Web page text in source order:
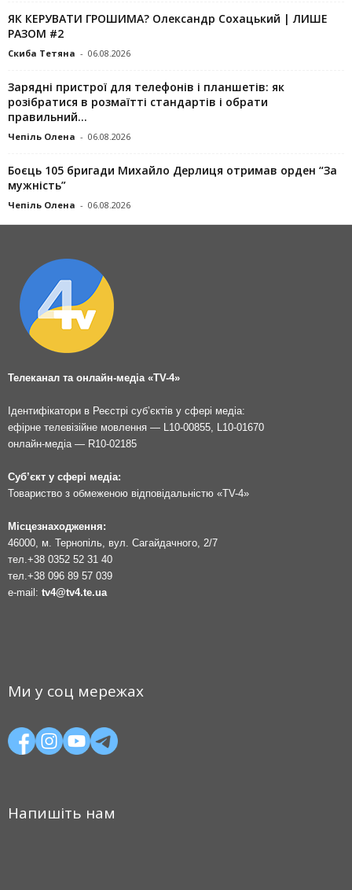
ЯК КЕРУВАТИ ГРОШИМА? Олександр Сохацький | ЛИШЕ
РАЗОМ #2
Скиба Тетяна - 06.08.2026
Зарядні пристрої для телефонів і планшетів: як
розібратися в розмаїтті стандартів і обрати
правильний...
Чепіль Олена - 06.08.2026
Боєць 105 бригади Михайло Дерлиця отримав орден “За
мужність”
Чепіль Олена - 06.08.2026
Телеканал та онлайн-медіа «TV-4»
Ідентифікатори в Реєстрі суб’єктів у сфері медіа:
ефірне телевізійне мовлення — L10-00855, L10-01670
онлайн-медіа — R10-02185
Суб’єкт у сфері медіа:
Товариство з обмеженою відповідальністю «TV-4»
Місцезнаходження:
46000, м. Тернопіль, вул. Сагайдачного, 2/7
тел. +38 0352 52 31 40
тел. +38 096 89 57 039
e-mail: tv4@tv4.te.ua
Ми у соц мережах
Напишіть нам